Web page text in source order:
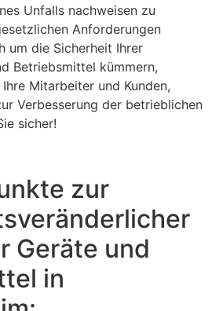
Unfalls nachweisen zu
Anforderungen
um die Sicherheit Ihrer
Betriebsmittel kümmern,
Mitarbeiter und Kunden,
Verbesserung der betrieblichen
sicher!
zur
Geräte und
in